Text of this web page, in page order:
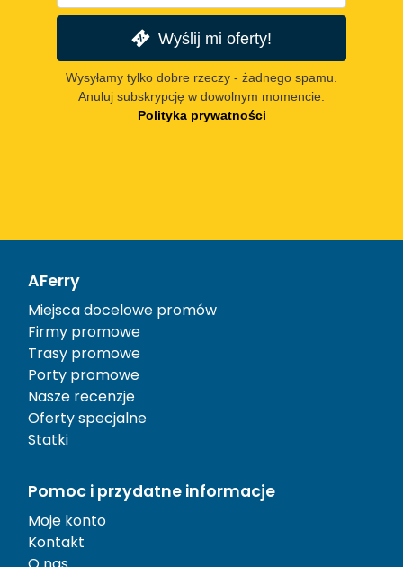
Wyślij mi oferty!
Wysyłamy tylko dobre rzeczy - żadnego spamu.
Anuluj subskrypcję w dowolnym momencie.
Polityka prywatności
AFerry
Miejsca docelowe promów
Firmy promowe
Trasy promowe
Porty promowe
Nasze recenzje
Oferty specjalne
Statki
Pomoc i przydatne informacje
Moje konto
Kontakt